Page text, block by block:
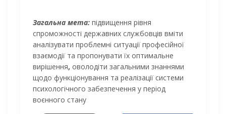
Загальна мета: підвищення рівня
спроможності державних службовців вміти
аналізувати проблемні ситуації професійної
взаємодії та пропонувати їх оптимальне
вирішення, оволодіти загальними знаннями
щодо функціонування та реалізації системи
психологічного забезпечення у період
воєнного стану